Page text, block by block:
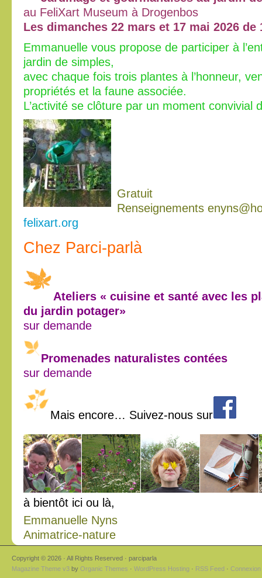
au FeliXart Museum à Drogenbos
Les dimanches 22 mars et 17 mai 2026 de
Emmanuelle vous propose de participer à
jardin de simples,
avec chaque fois trois plantes à l’honneur,
propriétés et la faune associée.
L’activité se clôture par un moment convivial
Gratuit
Renseignements
felixart.org
Chez Parci-parlà
Ateliers « cuisine et santé avec les
du jardin potager»
sur demande
Promenades naturalistes contées
sur demande
Mais encore… Suivez-nous sur
à bientôt ici ou là,
Emmanuelle Nyns
Animatrice-nature
Copyright © 2026 · All Rights Reserved · parciparla
Magazine Theme v3 by Organic Themes · WordPress Hosting · RSS Feed · Connexion